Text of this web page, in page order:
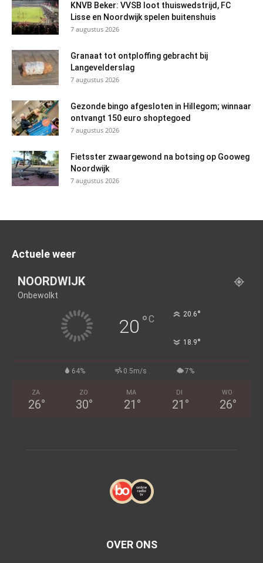
KNVB Beker: VVSB loot thuiswedstrijd, FC
Lisse en Noordwijk spelen buitenshuis
7 augustus 2026
Granaat tot ontploffing gebracht bij
Langevelderslag
7 augustus 2026
Gezonde bingo afgesloten in Hillegom; winnaar
ontvangt 150 euro shoptegoed
7 augustus 2026
Fietsster zwaargewond na botsing op Gooweg
Noordwijk
7 augustus 2026
Actuele weer
NOORDWIJK
Onbewolkt
20 °C 20.6°
18.9°
64% 0.5m/s 7%
ZA
26°
ZO
30°
MA
21 °
DI
21 °
WO
26°
OVER ONS